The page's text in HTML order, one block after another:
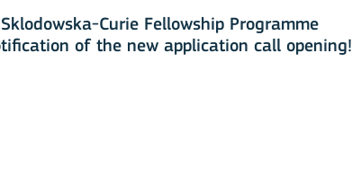
Curie Fellowship Programme
of the new application call opening!